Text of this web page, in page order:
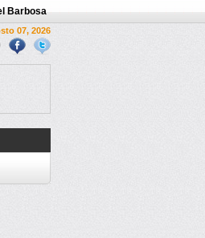
Barbosa
07, 2026